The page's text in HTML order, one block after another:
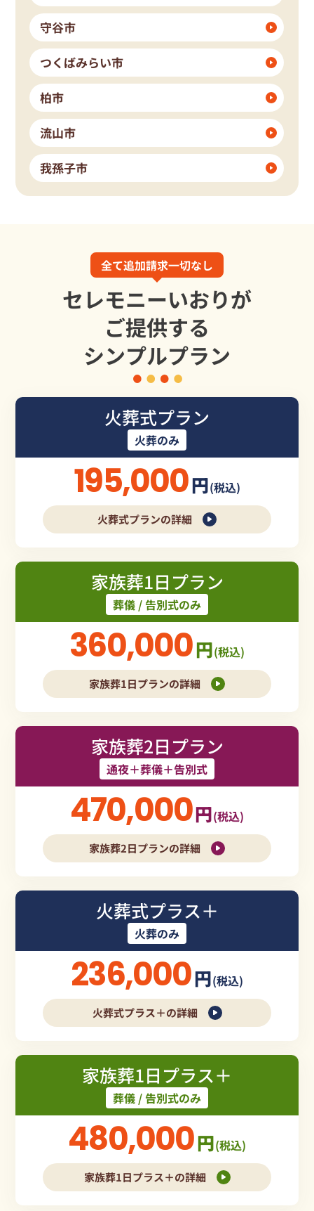
守谷市
つくばみらい市
柏市
流山市
我孫子市
全て追加請求一切なし
セレモニーいおりが
ご提供する
シンプルプラン
火葬式プラン
火葬のみ
195,000円(税込)
火葬式プランの詳細
家族葬1日プラン
葬儀 / 告別式のみ
360,000円(税込)
家族葬1日プランの詳細
家族葬2日プラン
通夜＋葬儀＋告別式
470,000円(税込)
家族葬2日プランの詳細
火葬式プラス＋
火葬のみ
236,000円(税込)
火葬式プラス＋の詳細
家族葬1日プラス＋
葬儀 / 告別式のみ
480,000円(税込)
家族葬1日プラス＋の詳細